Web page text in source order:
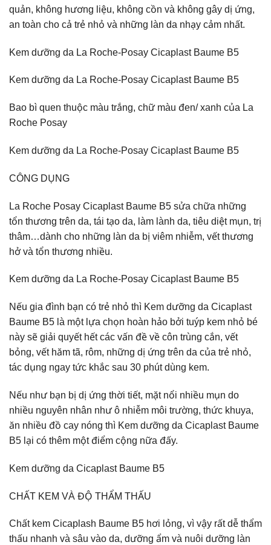
quản, không hương liệu, không cồn và không gây dị ứng,
an toàn cho cả trẻ nhỏ và những làn da nhạy cảm nhất.
Kem dưỡng da La Roche-Posay Cicaplast Baume B5
Kem dưỡng da La Roche-Posay Cicaplast Baume B5
Bao bì quen thuộc màu trắng, chữ màu đen/ xanh của La
Roche Posay
Kem dưỡng da La Roche-Posay Cicaplast Baume B5
CÔNG DỤNG
La Roche Posay Cicaplast Baume B5 sửa chữa những
tổn thương trên da, tái tạo da, làm lành da, tiêu diệt mụn, trị
thâm…dành cho những làn da bị viêm nhiễm, vết thương
hở và tổn thương nhiều.
Kem dưỡng da La Roche-Posay Cicaplast Baume B5
Nếu gia đình bạn có trẻ nhỏ thì Kem dưỡng da Cicaplast
Baume B5 là một lựa chọn hoàn hảo bởi tuýp kem nhỏ bé
này sẽ giải quyết hết các vấn đề về côn trùng cắn, vết
bỏng, vết hăm tã, rôm, những dị ứng trên da của trẻ nhỏ,
tác dụng ngay tức khắc sau 30 phút dùng kem.
Nếu như bạn bị dị ứng thời tiết, mặt nổi nhiều mụn do
nhiều nguyên nhân như ô nhiễm môi trường, thức khuya,
ăn nhiều đồ cay nóng thì Kem dưỡng da Cicaplast Baume
B5 lại có thêm một điểm cộng nữa đấy.
Kem dưỡng da Cicaplast Baume B5
CHẤT KEM VÀ ĐỘ THẨM THẤU
Chất kem Cicaplash Baume B5 hơi lỏng, vì vậy rất dễ thẩm
thấu nhanh và sâu vào da, dưỡng ẩm và nuôi dưỡng làn